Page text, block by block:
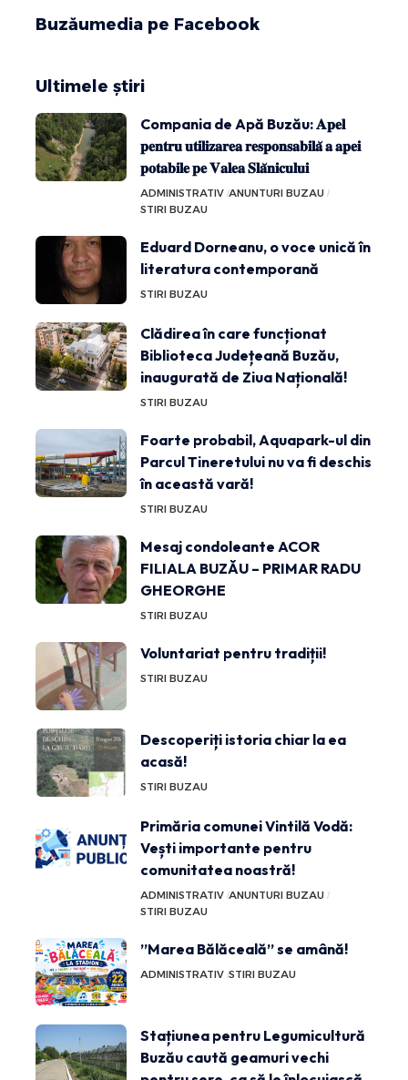
Buzăumedia pe Facebook
Ultimele știri
Compania de Apă Buzău: 𝐀𝐩𝐞𝐥
𝐩𝐞𝐧𝐭𝐫𝐮 𝐮𝐭𝐢𝐥𝐢𝐳𝐚𝐫𝐞𝐚 𝐫𝐞𝐬𝐩𝐨𝐧𝐬𝐚𝐛𝐢𝐥𝐚̆ 𝐚 𝐚𝐩𝐞𝐢
𝐩𝐨𝐭𝐚𝐛𝐢𝐥𝐞 𝐩𝐞 𝐕𝐚𝐥𝐞𝐚 𝐒𝐥𝐚̆𝐧𝐢𝐜𝐮𝐥𝐮𝐢
ADMINISTRATIV ANUNTURI BUZAU
STIRI BUZAU
Eduard Dorneanu, o voce unică în
literatura contemporană
STIRI BUZAU
Clădirea în care funcționat
Biblioteca Județeană Buzău,
inaugurată de Ziua Națională!
STIRI BUZAU
Foarte probabil, Aquapark-ul din
Parcul Tineretului nu va fi deschis
în această vară!
STIRI BUZAU
Mesaj condoleante ACOR
FILIALA BUZĂU – PRIMAR RADU
GHEORGHE
STIRI BUZAU
Voluntariat pentru tradiții!
STIRI BUZAU
Descoperiți istoria chiar la ea
acasă!
STIRI BUZAU
Primăria comunei Vintilă Vodă:
Vești importante pentru
comunitatea noastră!
ADMINISTRATIV ANUNTURI BUZAU
STIRI BUZAU
”Marea Bălăceală” se amână!
ADMINISTRATIV STIRI BUZAU
Stațiunea pentru Legumicultură
Buzău caută geamuri vechi